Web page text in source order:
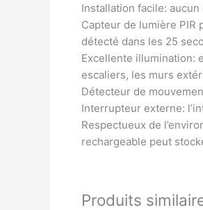
Installation facile:
Capteur de lumière PIR
détecté dans les 25
Excellente illumination:
escaliers, les murs
Détecteur de
Interrupteur externe:
Respectueux de
rechargeable peut
Produits